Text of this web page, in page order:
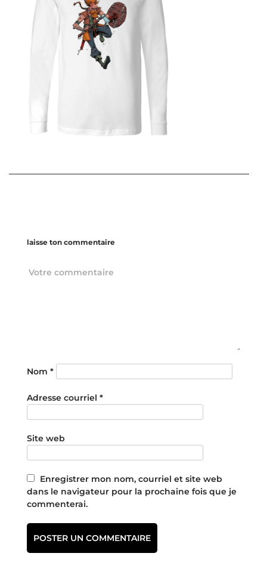
laisse ton commentaire
Nom *
Adresse courriel *
Site web
Enregistrer mon nom, courriel et site web
dans le navigateur pour la prochaine fois que je
commenterai.